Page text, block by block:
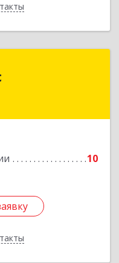
10
Павловский р-н,